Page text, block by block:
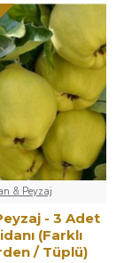
& Peyzaj
- 3 Adet
(Farklı
/ Tüplü)